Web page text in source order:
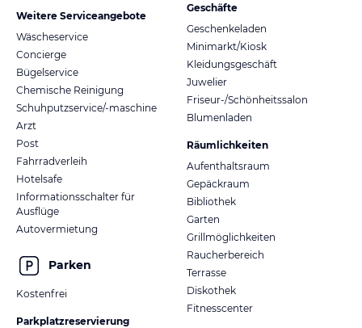
Weitere Serviceangebote
Wäscheservice
Concierge
Bügelservice
Chemische Reinigung
Schuhputzservice/-maschine
Arzt
Post
Fahrradverleih
Hotelsafe
Informationsschalter für
Ausflüge
Autovermietung
Parken
Kostenfrei
Parkplatzreservierung
Geschäfte
Geschenkeladen
Minimarkt/Kiosk
Kleidungsgeschäft
Juwelier
Friseur-/Schönheitssalon
Blumenladen
Räumlichkeiten
Aufenthaltsraum
Gepäckraum
Bibliothek
Garten
Grillmöglichkeiten
Raucherbereich
Terrasse
Diskothek
Fitnesscenter